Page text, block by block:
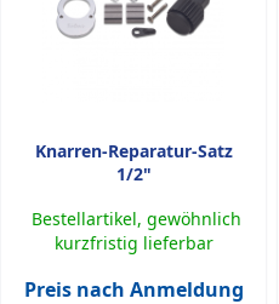
Knarren-Reparatur-Satz
1/2"
Bestellartikel, gewöhnlich
kurzfristig lieferbar
Preis nach Anmeldung